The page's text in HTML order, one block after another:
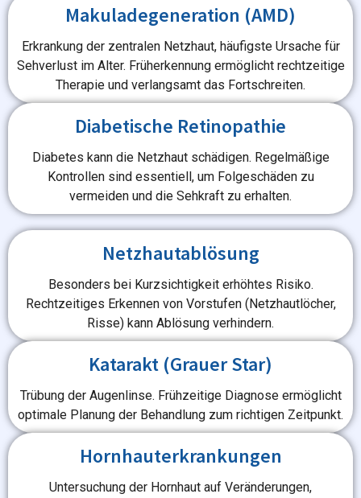
Makuladegeneration (AMD)
Erkrankung der zentralen Netzhaut, häufigste Ursache für
Sehverlust im Alter. Früherkennung ermöglicht rechtzeitige
Therapie und verlangsamt das Fortschreiten.
Diabetische Retinopathie
Diabetes kann die Netzhaut schädigen. Regelmäßige
Kontrollen sind essentiell, um Folgeschäden zu
vermeiden und die Sehkraft zu erhalten.
Netzhautablösung
Besonders bei Kurzsichtigkeit erhöhtes Risiko.
Rechtzeitiges Erkennen von Vorstufen (Netzhautlöcher,
Risse) kann Ablösung verhindern.
Katarakt (Grauer Star)
Trübung der Augenlinse. Frühzeitige Diagnose ermöglicht
optimale Planung der Behandlung zum richtigen Zeitpunkt.
Hornhauterkrankungen
Untersuchung der Hornhaut auf Veränderungen,